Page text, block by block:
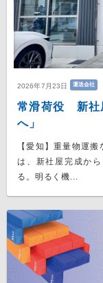
2026年7月23日 運送会社
常滑荷役 新社
へ」
【愛知】重量物運
は、新社屋完成か
る。明るく機...